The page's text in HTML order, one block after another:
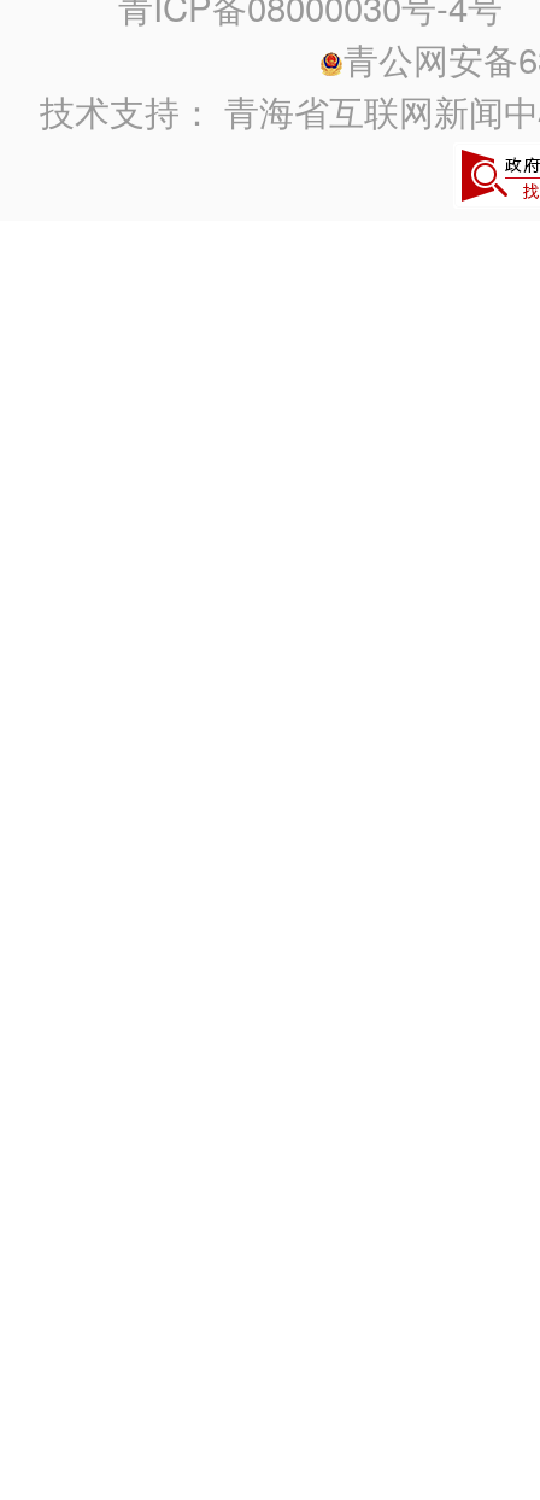
青公网安备
技术支持：青海省互联网新闻